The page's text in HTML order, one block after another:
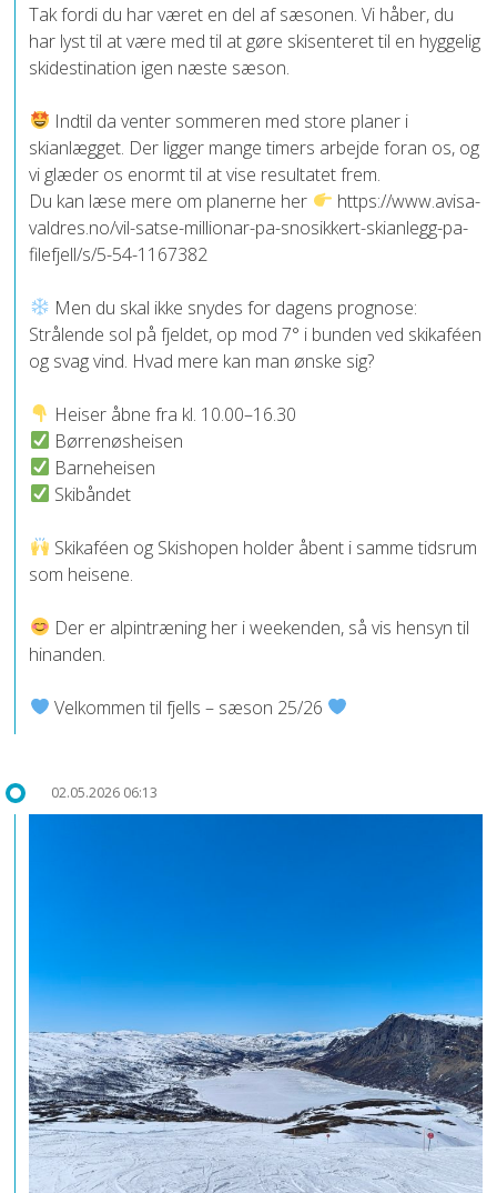
Tak fordi du har været en del af sæsonen. Vi håber, du
har lyst til at være med til at gøre skisenteret til en hyggelig
skidestination igen næste sæson.
Indtil da venter sommeren med store planer i
skianlægget. Der ligger mange timers arbejde foran os, og
vi glæder os enormt til at vise resultatet frem.
Du kan læse mere om planerne her
https://www.avisa-
valdres.no/vil-satse-millionar-pa-snosikkert-skianlegg-pa-
filefjell/s/5-54-1167382
Men du skal ikke snydes for dagens prognose:
Strålende sol på fjeldet, op mod 7° i bunden ved skikaféen
og svag vind. Hvad mere kan man ønske sig?
Heiser åbne fra kl. 10.00–16.30
Børrenøsheisen
Barneheisen
Skibåndet
Skikaféen og Skishopen holder åbent i samme tidsrum
som heisene.
Der er alpintræning her i weekenden, så vis hensyn til
hinanden.
Velkommen til fjells – sæson 25/26
02.05.2026 06:13